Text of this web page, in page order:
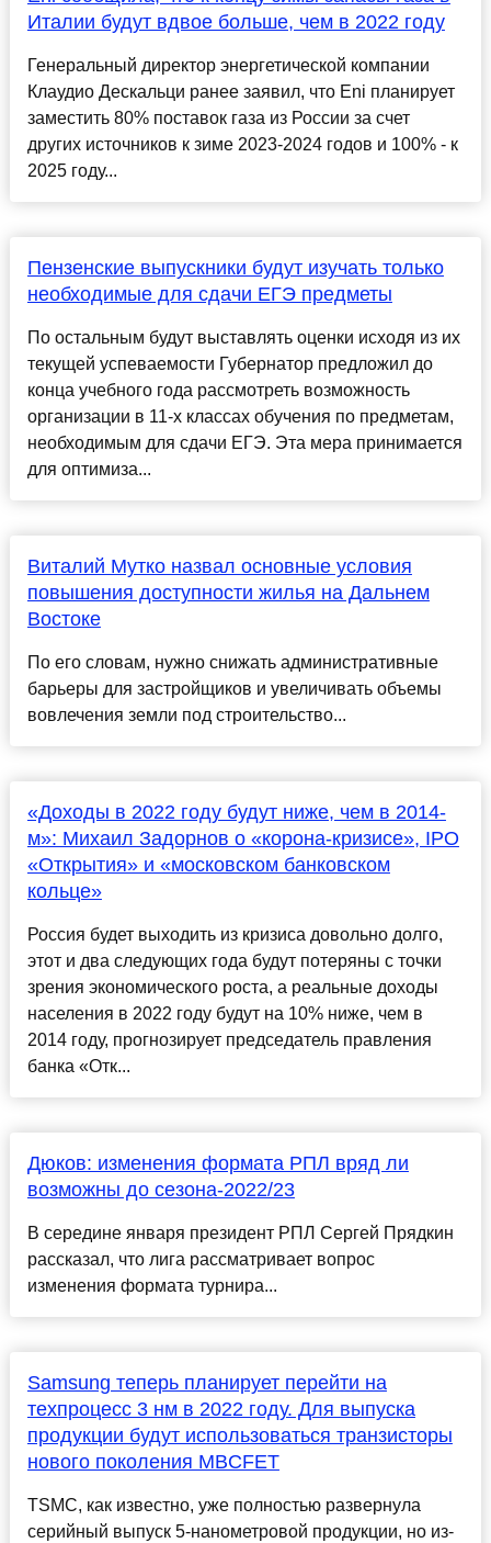
Италии будут вдвое больше, чем в 2022 году
Генеральный директор энергетической компании
Клаудио Дескальци ранее заявил, что Eni планирует
заместить 80% поставок газа из России за счет
других источников к зиме 2023-2024 годов и 100% - к
2025 году...
Пензенские выпускники будут изучать только
необходимые для сдачи ЕГЭ предметы
По остальным будут выставлять оценки исходя из их
текущей успеваемости Губернатор предложил до
конца учебного года рассмотреть возможность
организации в 11-х классах обучения по предметам,
необходимым для сдачи ЕГЭ. Эта мера принимается
для оптимиза...
Виталий Мутко назвал основные условия
повышения доступности жилья на Дальнем
Востоке
По его словам, нужно снижать административные
барьеры для застройщиков и увеличивать объемы
вовлечения земли под строительство...
«Доходы в 2022 году будут ниже, чем в 2014-
м»: Михаил Задорнов о «корона-кризисе», IPO
«Открытия» и «московском банковском
кольце»
Россия будет выходить из кризиса довольно долго,
этот и два следующих года будут потеряны с точки
зрения экономического роста, а реальные доходы
населения в 2022 году будут на 10% ниже, чем в
2014 году, прогнозирует председатель правления
банка «Отк...
Дюков: изменения формата РПЛ вряд ли
возможны до сезона-2022/23
В середине января президент РПЛ Сергей Прядкин
рассказал, что лига рассматривает вопрос
изменения формата турнира...
Samsung теперь планирует перейти на
техпроцесс 3 нм в 2022 году. Для выпуска
продукции будут использоваться транзисторы
нового поколения MBCFET
TSMC, как известно, уже полностью развернула
серийный выпуск 5-нанометровой продукции, но из-